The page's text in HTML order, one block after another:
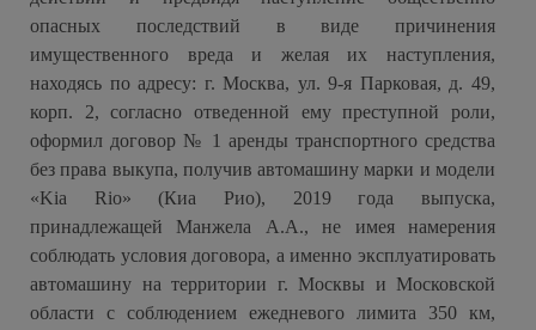
опасных последствий в виде причинения
имущественного вреда и желая их наступления,
находясь по адресу: г. Москва, ул. 9-я Парковая, д. 49,
корп. 2, согласно отведенной ему преступной роли,
оформил договор № 1 аренды транспортного средства
без права выкупа, получив автомашину марки и модели
«Kia Rio» (Киа Рио), 2019 года выпуска,
принадлежащей Манжела А.А., не имея намерения
соблюдать условия договора, а именно эксплуатировать
автомашину на территории г. Москвы и Московской
области с соблюдением ежедневого лимита 350 км,